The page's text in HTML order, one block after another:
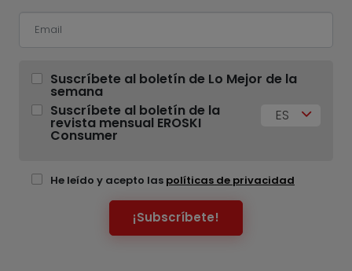
Suscríbete al boletín de Lo Mejor de la
semana
Suscríbete al boletín de la
revista mensual EROSKI
Consumer
ES
He leído y acepto las políticas de privacidad
¡Subscríbete!